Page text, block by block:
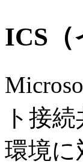
ICS（
ト接
環境に